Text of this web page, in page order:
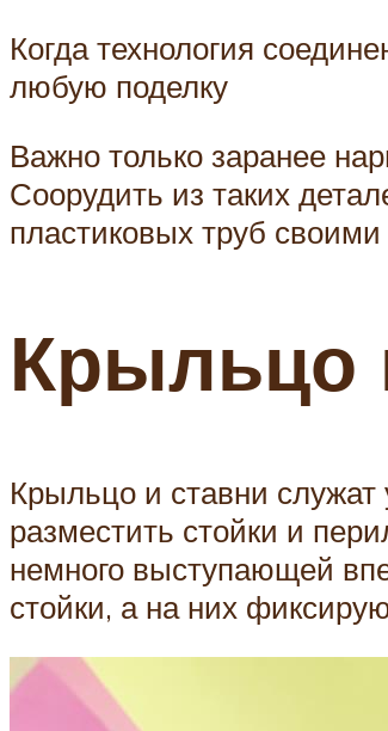
Когда технология
любую поделку
Важно только заранее
Соорудить из таких
пластиковых труб
Крыльцо
Крыльцо и ставни
разместить стойки и
немного выступающей
стойки, а на них